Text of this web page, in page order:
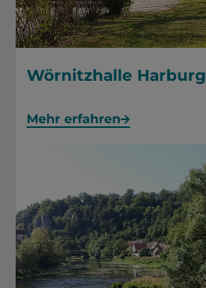
Wörnitzhalle Harburg
Mehr erfahren